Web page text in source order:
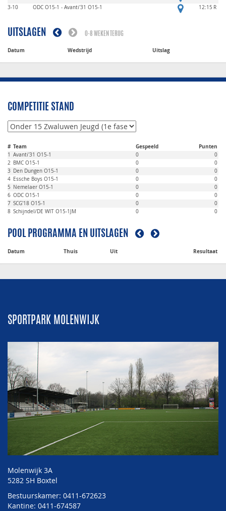
3-10
ODC O15-1 - Avanti'31 O15-1 12:15 R
UITSLAGEN 0-8 WEKEN TERUG
Datum Wedstrijd Uitslag
COMPETITIE STAND
# Team Gespeeld Punten
1 Avanti'31 O15-1 0
0
2 BMC O15-1 0
0
3 Den Dungen O15-1 0
0
4 Essche Boys O15-1 0
0
5 Nemelaer O15-1 0
0
6 ODC O15-1 0
0
7 SCG'18 O15-1 0
0
8 Schijndel/DE WIT O15-1JM 0 0
POOL PROGRAMMA EN UITSLAGEN
Datum Thuis Uit Resultaat
SPORTPARK MOLENWIJK
Molenwijk 3A
5282 SH Boxtel
Bestuurskamer: 0411-672623
Kantine: 0411-674587